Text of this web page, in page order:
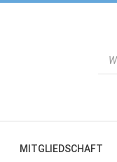
MITGLIEDSCHAFT